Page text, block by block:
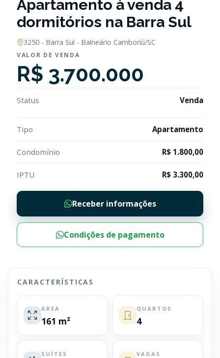
Apartamento à venda 4
dormitórios na Barra Sul
3250 - Barra Sul - Balneário Camboriú/SC
VALOR DE VENDA
R$ 3.700.000
Status Venda
Tipo Apartamento
Condomínio R$ 1.800,00
IPTU R$ 3.300,00
Receber informações
Condições de pagamento
CARACTERÍSTICAS
ÁREA
161 m²
QUARTOS
4
SUÍTES VAGAS